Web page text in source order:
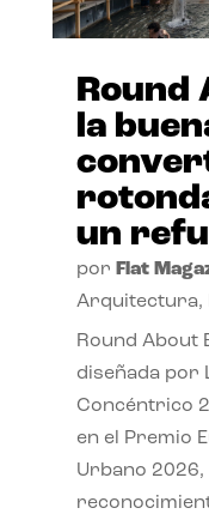
Round
la
un
por Flat
Arquitectura,
Round About
diseñada por
Concéntrico
en el Premio
Urbano 2026,